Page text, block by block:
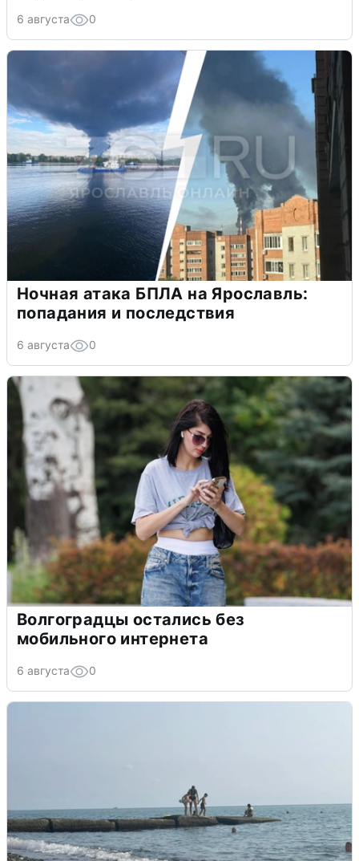
6 августа 0
Ночная атака БПЛА на Ярославль:
попадания и последствия
6 августа 0
Волгоградцы остались без
мобильного интернета
6 августа 0